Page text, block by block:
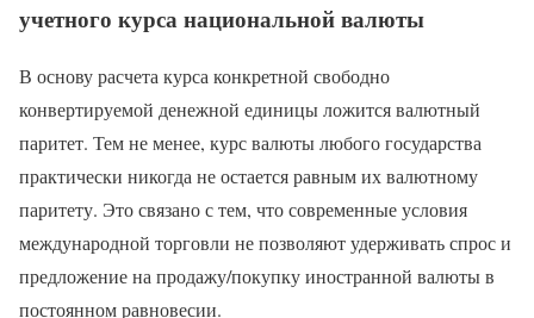
учетного курса национальной валюты
В основу расчета курса конкретной свободно
конвертируемой денежной единицы ложится валютный
паритет. Тем не менее, курс валюты любого государства
практически никогда не остается равным их валютному
паритету. Это связано с тем, что современные условия
международной торговли не позволяют удерживать спрос и
предложение на продажу/покупку иностранной валюты в
постоянном равновесии.